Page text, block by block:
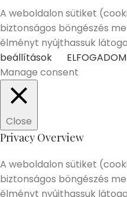
A weboldalon sütiket
biztonságos böngészés
élményt nyújthassuk
beállítások
ELFOGADOM
Manage consent
Close
Privacy Overview
A weboldalon sütiket
biztonságos böngészés
élményt nyújthassuk